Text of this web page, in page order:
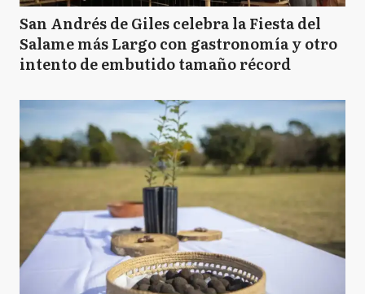
San Andrés de Giles celebra la Fiesta del
Salame más Largo con gastronomía y otro
intento de embutido tamaño récord